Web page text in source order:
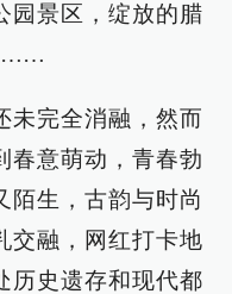
园景区，绽放的腊
……
未完全消融，然而
春意萌动，青春勃
陌生，古韵与时尚
交融，网红打卡地
历史遗存和现代都